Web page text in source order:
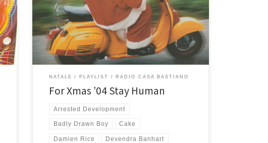
decidemmo di vivere a Montese. Una prima
ristrutturazione di Casa Bastiano ci permise di iniziare
a pensare di vivere lì stabilmente e l’inizio di un nuovo
lavoro per me segnò in maniera indelebile […]
NATALE PLAYLIST RADIO CASA BASTIANO
For Xmas ’04 Stay Human
Arrested Development
Badly Drawn Boy Cake
Damien Rice Devendra Banhart